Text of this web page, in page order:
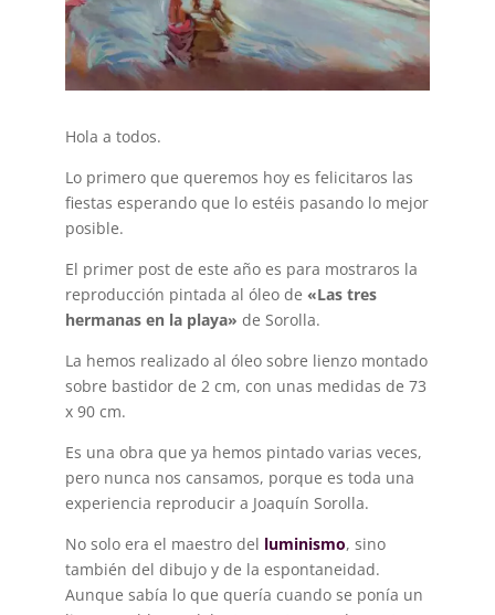
Hola a todos.
Lo primero que queremos hoy es felicitaros las
fiestas esperando que lo estéis pasando lo mejor
posible.
El primer post de este año es para mostraros la
reproducción pintada al óleo de «Las tres
hermanas en la playa» de Sorolla.
La hemos realizado al óleo sobre lienzo montado
sobre bastidor de 2 cm, con unas medidas de 73
x 90 cm.
Es una obra que ya hemos pintado varias veces,
pero nunca nos cansamos, porque es toda una
experiencia reproducir a Joaquín Sorolla.
No solo era el maestro del luminismo, sino
también del dibujo y de la espontaneidad.
Aunque sabía lo que quería cuando se ponía un